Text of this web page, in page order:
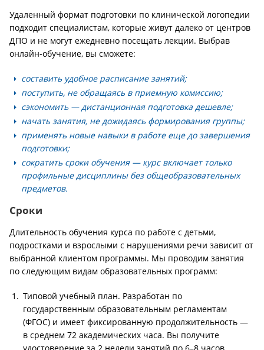
Удаленный формат подготовки по клинической логопедии
подходит специалистам, которые живут далеко от центров
ДПО и не могут ежедневно посещать лекции. Выбрав
онлайн-обучение, вы сможете:
составить удобное расписание занятий;
поступить, не обращаясь в приемную комиссию;
сэкономить — дистанционная подготовка дешевле;
начать занятия, не дожидаясь формирования группы;
применять новые навыки в работе еще до завершения
подготовки;
сократить сроки обучения — курс включает только
профильные дисциплины без общеобразовательных
предметов.
Сроки
Длительность обучения курса по работе с детьми,
подростками и взрослыми с нарушениями речи зависит от
выбранной клиентом программы. Мы проводим занятия
по следующим видам образовательных программ:
Типовой учебный план. Разработан по
государственным образовательным регламентам
(ФГОС) и имеет фиксированную продолжительность —
в среднем 72 академических часа. Вы получите